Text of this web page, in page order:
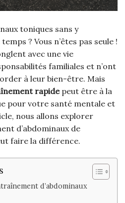
toniques sans y
? Vous n’êtes pas seule !
avec une vie
familiales et n’ont
à leur bien-être. Mais
rapidepeut être à la
pour votre santé mentale et
nous allons explorer
d’abdominaux de
faire la différence.
d’abdominaux